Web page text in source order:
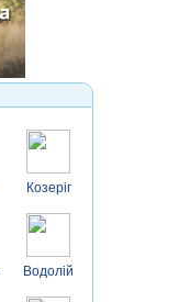
Козеріг
Водолій